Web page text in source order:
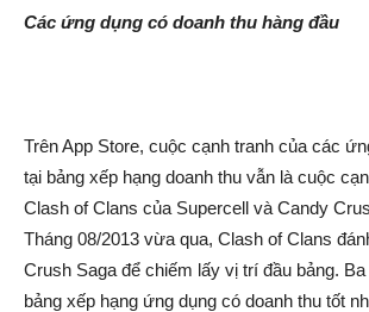
Các ứng dụng có doanh thu hàng đầu
Trên App Store, cuộc cạnh tranh của các
tại bảng xếp hạng doanh thu vẫn là cuộc
Clash of Clans của Supercell và Candy
Tháng 08/2013 vừa qua, Clash of Clans
Crush Saga để chiếm lấy vị trí đầu bảng.
bảng xếp hạng ứng dụng có doanh thu tốt